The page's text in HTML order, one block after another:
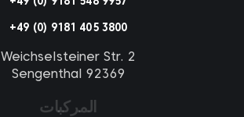
+49 (0) 9181 405 3800
Weichselsteiner Str. 2
92369 Sengenthal
المركبات